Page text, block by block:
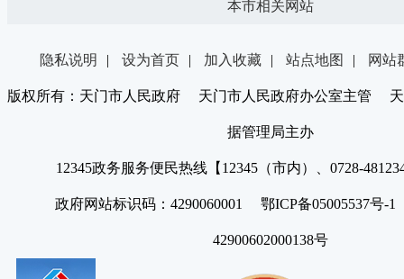
本市相关网站
隐私说明 | 设为首页 | 加入收藏 | 站点地图 | 网站
版权所有：天门市人民政府 天门市人民政府办公室主管 天
据管理局主办
12345政务服务便民热线【12345（市内）、0728-
政府网站标识码：4290060001 鄂ICP备05005537号
42900602000138号